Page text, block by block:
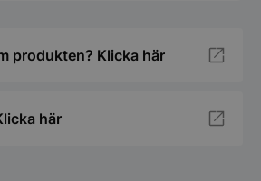
produkten? Klicka här
här